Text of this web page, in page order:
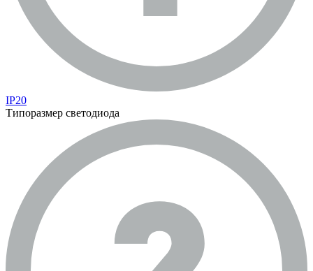
IP20
Типоразмер светодиода